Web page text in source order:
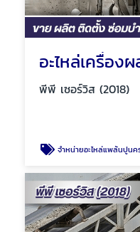
พีพี เซอร์วิส (2018)
จำหน่ายอะไหล่แพล้นปูนคร